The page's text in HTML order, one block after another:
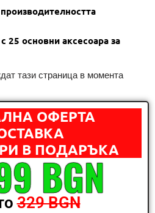
25 основни аксесоара за
тази страница в момента
ОФЕРТА
В ПОДАРЪКА
BGN
329 BGN